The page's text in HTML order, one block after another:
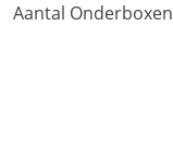
Aantal Onderboxen